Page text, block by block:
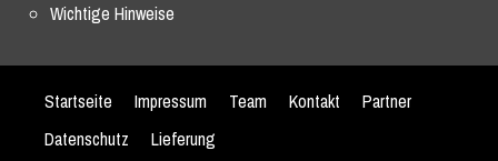
Wichtige Hinweise
Startseite Impressum Team Kontakt
Partner
Datenschutz
Lieferung